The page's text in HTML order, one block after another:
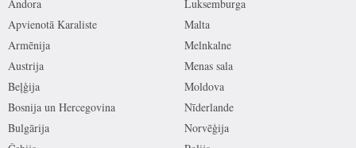
Andora
Apvienotā Karaliste
Armēnija
Austrija
Beļģija
Bosnija un Hercegovina
Bulgārija
Luksemburga
Malta
Melnkalne
Menas sala
Moldova
Nīderlande
Norvēģija